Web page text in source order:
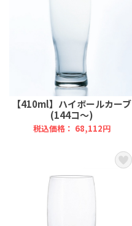
【410ml】ハイボールカーブ
(144コ～)
税込価格： 68,112円